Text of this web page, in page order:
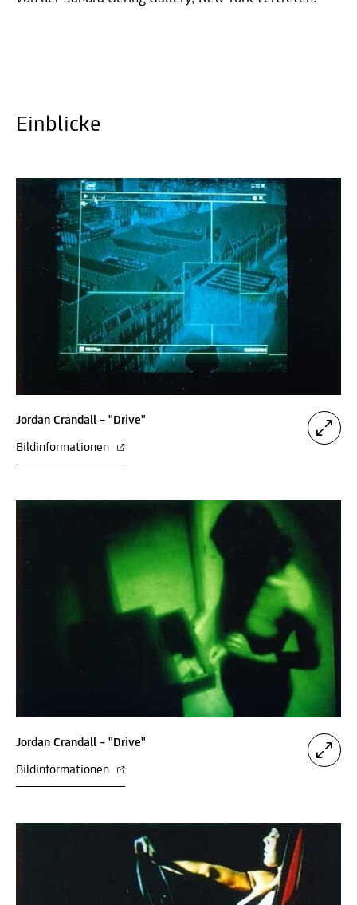
Einblicke
Jordan Crandall – "Drive"
Bildinformationen
Jordan Crandall – "Drive"
Bildinformationen